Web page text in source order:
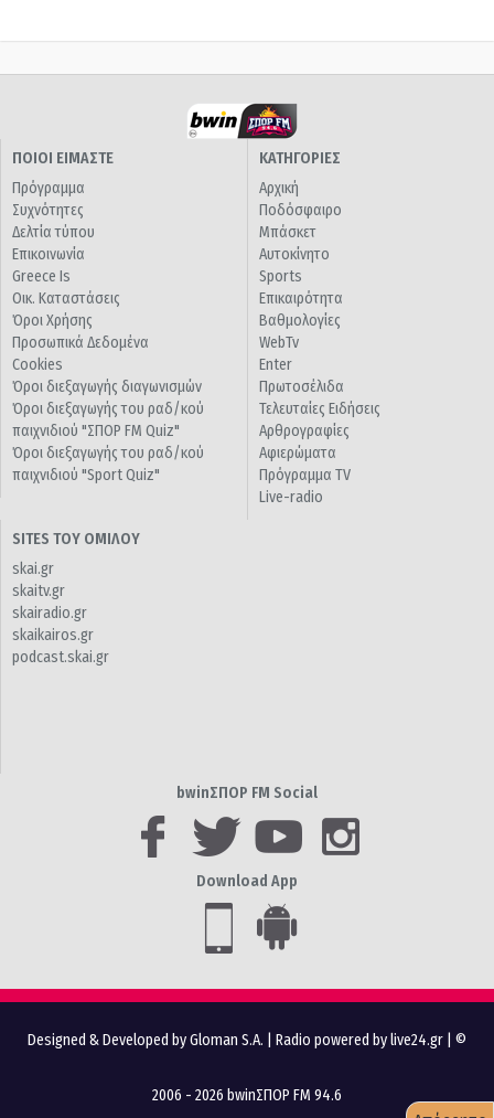
ΠΟΙΟΙ ΕΙΜΑΣΤΕ
Πρόγραμμα
Συχνότητες
Δελτία τύπου
Επικοινωνία
Greece Is
Οικ. Καταστάσεις
Όροι Χρήσης
Προσωπικά Δεδομένα
Cookies
Όροι διεξαγωγής διαγωνισμών
Όροι διεξαγωγής του ραδ/κού
παιχνιδιού "ΣΠΟΡ FM Quiz"
Όροι διεξαγωγής του ραδ/κού
παιχνιδιού "Sport Quiz"
ΚΑΤΗΓΟΡΙΕΣ
Αρχική
Ποδόσφαιρο
Μπάσκετ
Αυτοκίνητο
Sports
Επικαιρότητα
Βαθμολογίες
WebTv
Enter
Πρωτοσέλιδα
Τελευταίες Ειδήσεις
Αρθρογραφίες
Αφιερώματα
Πρόγραμμα TV
Live-radio
SITES ΤΟΥ ΟΜΙΛΟΥ
skai.gr
skaitv.gr
skairadio.gr
skaikairos.gr
podcast.skai.gr
bwinΣΠΟΡ FM Social
Download App
Designed & Developed by Gloman S.A. Radio powered by live24.gr | ©
2006 - 2026 bwinΣΠΟΡ FM 94.6